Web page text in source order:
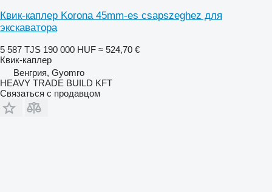
Квик-каплер Korona 45mm-es csapszeghez для
экскаватора
5 587 TJS 190 000 HUF ≈ 524,70 €
Квик-каплер
Венгрия, Gyomro
HEAVY TRADE BUILD KFT
Связаться с продавцом